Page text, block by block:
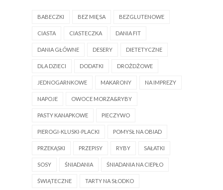
BABECZKI BEZ MIĘSA BEZGLUTENOWE
CIASTA CIASTECZKA DANIA FIT
DANIA GŁÓWNE DESERY DIETETYCZNE
DLA DZIECI DODATKI DROŻDŻOWE
JEDNOGARNKOWE MAKARONY NA IMPREZY
NAPOJE OWOCE MORZA&RYBY
PASTY KANAPKOWE PIECZYWO
PIEROGI-KLUSKI-PLACKI POMYSŁ NA OBIAD
PRZEKĄSKI PRZEPISY RYBY SAŁATKI
SOSY ŚNIADANIA ŚNIADANIA NA CIEPŁO
ŚWIĄTECZNE TARTY NA SŁODKO